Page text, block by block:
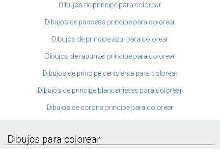
Dibujos de principe para colorear
Dibujos de princesa principe para colorear
Dibujos de principe azul para colorear
Dibujos de rapunzel principe para colorear
Dibujos de principe cenicienta para colorear
Dibujos de principe blancanieves para colorear
Dibujos de corona principe para colorear
Dibujos para colorear